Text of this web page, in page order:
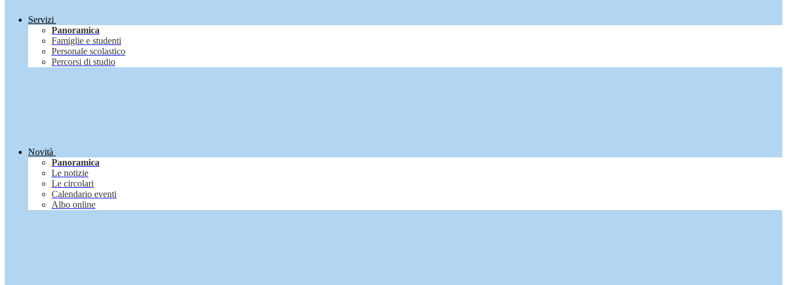
Servizi
Panoramica
Famiglie e studenti
Personale scolastico
Percorsi di studio
Novità
Panoramica
Le notizie
Le circolari
Calendario eventi
Albo online